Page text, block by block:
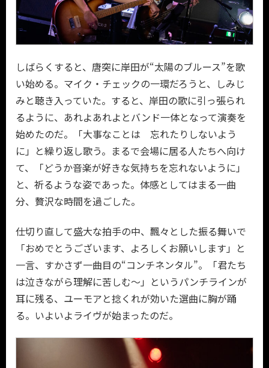
しばらくすると、唐突に岸田が“太陽のブルース”を歌
い始める。マイク・チェックの一環だろうと、しみじ
みと聴き入っていた。すると、岸田の歌に引っ張られ
るように、あれよあれよとバンド一体となって演奏を
始めたのだ。「大事なことは 忘れたりしないよう
に」と繰り返し歌う。まるで会場に居る人たちへ向け
て、「どうか音楽が好きな気持ちを忘れないように」
と、祈るような姿であった。体感としてはまる一曲
分、贅沢な時間を過ごした。
仕切り直して盛大な拍手の中、飄々とした振る舞いで
「おめでとうございます、よろしくお願いします」と
一言、すかさず一曲目の“コンチネンタル”。「君たち
は泣きながら理解に苦しむ～」というパンチラインが
耳に残る、ユーモアと捻くれが効いた選曲に胸が踊
る。いよいよライヴが始まったのだ。